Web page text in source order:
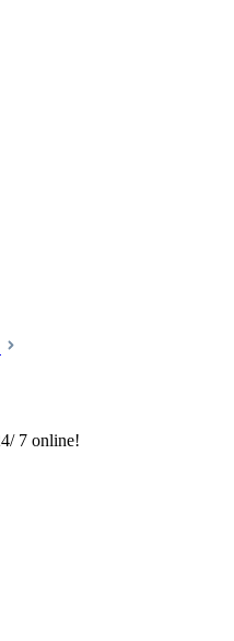
7 online!